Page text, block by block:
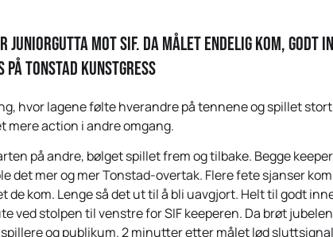
mot SIF. Da målet endelig kom, godt
Tonstad kunstgress
hvor lagene følte hverandre på tennene og spillet
mere action i andre omgang.
på andre, bølget spillet frem og tilbake. Begge
det mer og mer Tonstad-overtak. Flere fete sjanser
kom. Lenge så det ut til å bli uavgjort. Helt til godt
ved stolpen til venstre for SIF keeperen. Da brøt
og publikum. 2 minutter etter målet lød